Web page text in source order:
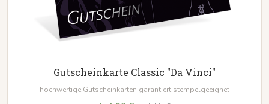
Gutscheinkarte Classic "Da Vinci"
hochwertige Gutscheinkarten garantiert stempelgeeignet